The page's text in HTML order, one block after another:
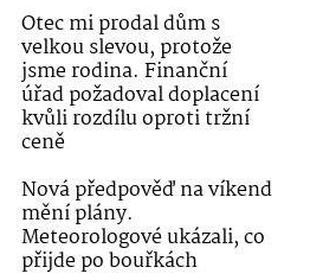
Otec mi prodal dům s
velkou slevou, protože
jsme rodina. Finanční
úřad požadoval doplacení
kvůli rozdílu oproti tržní
ceně
Nová předpověď na víkend
mění plány.
Meteorologové ukázali, co
přijde po bouřkách